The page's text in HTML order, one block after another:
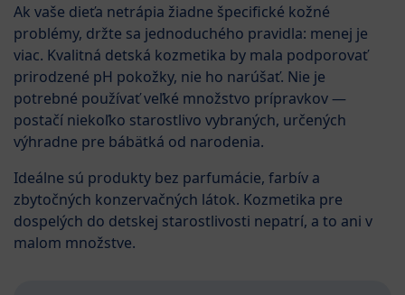
Ak vaše dieťa netrápia žiadne špecifické kožné
problémy, držte sa jednoduchého pravidla: menej je
viac. Kvalitná detská kozmetika by mala podporovať
prirodzené pH pokožky, nie ho narúšať. Nie je
potrebné používať veľké množstvo prípravkov —
postačí niekoľko starostlivo vybraných, určených
výhradne pre bábätká od narodenia.
Ideálne sú produkty bez parfumácie, farbív a
zbytočných konzervačných látok. Kozmetika pre
dospelých do detskej starostlivosti nepatrí, a to ani v
malom množstve.